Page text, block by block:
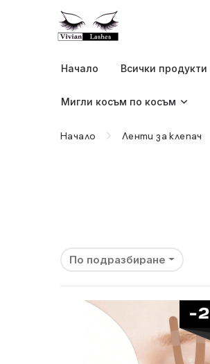
Начало Всички продукти
Мигли косъм по косъм
Начало Ленти за клепач
По подразбиране